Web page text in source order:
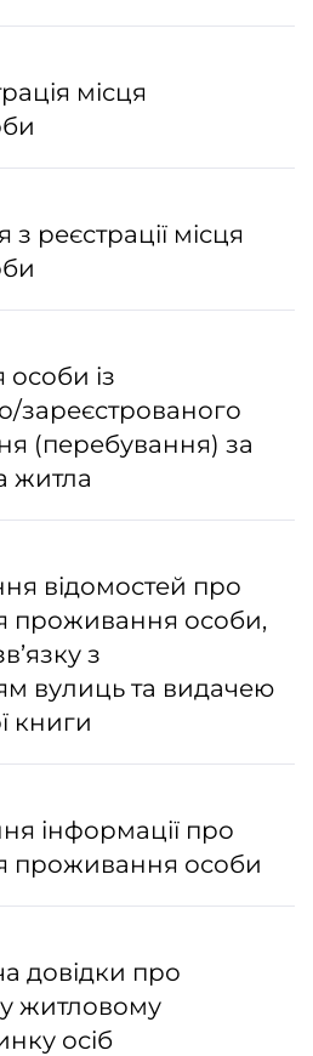
місця
з реєстрації місця
особи із
зареєстрованого
(перебування) за
житла
відомостей про
проживання особи,
з
вулиць та видачею
книги
інформації про
проживання особи
довідки про
житловому
осіб